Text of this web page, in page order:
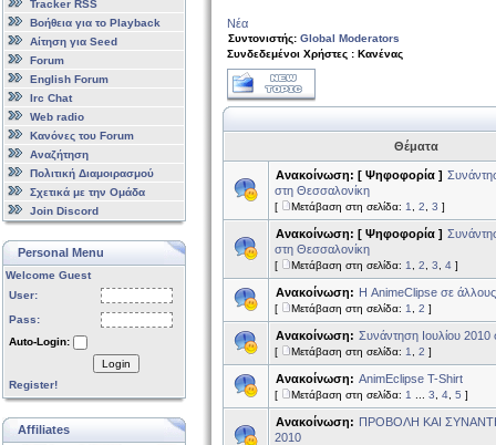
Tracker RSS
Βοήθεια για το Playback
Αίτηση για Seed
Forum
English Forum
Irc Chat
Web radio
Κανόνες του Forum
Αναζήτηση
Πολιτική Διαμοιρασμού
Σχετικά με την Ομάδα
Join Discord
Personal Menu
Welcome Guest
User:
Pass:
Auto-Login:
Login
Register!
Affiliates
Νέα
Συντονιστής: Global Moderators
Συνδεδεμένοι Χρήστες : Κανένας
Θέματα
Ανακοίνωση: [ Ψηφοφορία ]
στη Θεσσαλονίκη
[ Μετάβαση στη σελίδα: 1 2 3 ]
Ανακοίνωση: [ Ψηφοφορία ]
στη Θεσσαλονίκη
[ Μετάβαση στη σελίδα: 1 2 3 4 ]
Ανακοίνωση: Η AnimeClipse σε
[ Μετάβαση στη σελίδα: 1 2 ]
Ανακοίνωση: Συνάντηση Ιουλίου
[ Μετάβαση στη σελίδα: 1 2 ]
Ανακοίνωση: AnimEclipse T-Shirt
[ Μετάβαση στη σελίδα: 1 3 4 5 ]
Ανακοίνωση: ΠΡΟΒΟΛΗ ΚΑΙ
2010